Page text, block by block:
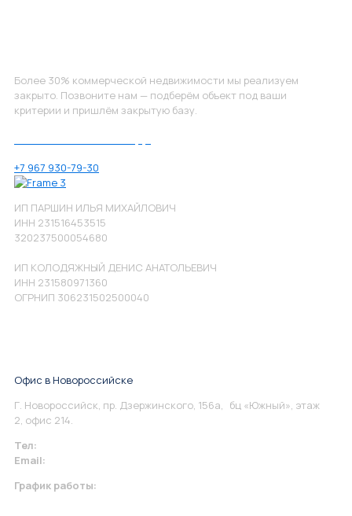
Более 30% коммерческой недвижимости мы реализуем
закрыто. Позвоните нам — подберём объект под ваши
критерии и пришлём закрытую базу.
+7 967 930-79-30
ИП ПАРШИН ИЛЬЯ МИХАЙЛОВИЧ
ИНН 231516453515
320237500054680
ИП КОЛОДЯЖНЫЙ ДЕНИС АНАТОЛЬЕВИЧ
ИНН 231580971360
ОГРНИП 306231502500040
Офис в Новороссийске
Г. Новороссийск, пр. Дзержинского, 156а, бц «Южный», этаж
2, офис 214.
Тел:
Email:
График работы: